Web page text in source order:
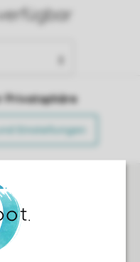
Privatsphäre
Einstellungen